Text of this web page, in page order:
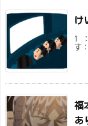
け
1
す
福
あ